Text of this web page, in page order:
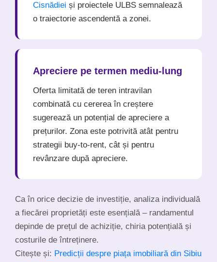
Cisnădiei și proiectele ULBS semnalează
o traiectorie ascendentă a zonei.
Apreciere pe termen mediu-lung
Oferta limitată de teren intravilan
combinată cu cererea în creștere
sugerează un potențial de apreciere a
prețurilor. Zona este potrivită atât pentru
strategii buy-to-rent, cât și pentru
revânzare după apreciere.
Ca în orice decizie de investiție, analiza individuală
a fiecărei proprietăți este esențială – randamentul
depinde de prețul de achiziție, chiria potențială și
costurile de întreținere.
Citește și: Predicții despre piața imobiliară din Sibiu